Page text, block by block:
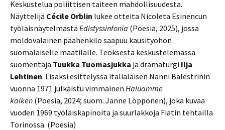
Keskustelua poliittisen taiteen mahdollisuudesta.
Näyttelijä Cécile Orblin lukee otteita Nicoleta Esinencun
työläisnäytelmästä Edistyssinfonia (Poesia, 2025), jossa
moldovalainen päähenkilö saapuu kausityöhön
suomalaiselle maatilalle. Teoksesta keskustelemassa
suomentaja Tuukka Tuomasjukka ja dramaturgi Ilja
Lehtinen. Lisäksi esittelyssä italialaisen Nanni Balestrinin
vuonna 1971 julkaistu vimmainen Haluamme
kaiken (Poesia, 2024; suom. Janne Löppönen), joka kuvaa
vuoden 1969 työläiskapinoita ja suurlakkoja Fiatin tehtailla
Torinossa. (Poesia)